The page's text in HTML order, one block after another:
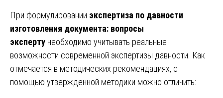
При формулировании экспертиза по давности
изготовления документа: вопросы
эксперту необходимо учитывать реальные
возможности современной экспертизы давности. Как
отмечается в методических рекомендациях, с
помощью утвержденной методики можно отличить: